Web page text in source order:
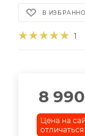
В
1
8 990
Цена на
отличаться